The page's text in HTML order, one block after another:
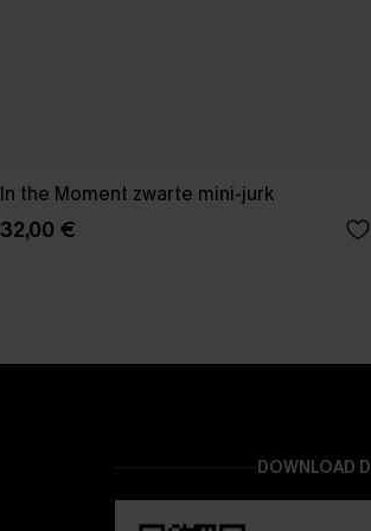
In the Moment zwarte mini-jurk
32,00 €
DOWNLOAD